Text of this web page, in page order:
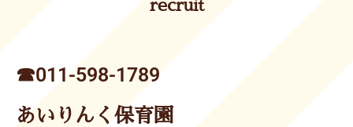
recruit
☎︎011-598-1789
あいりんく保育園